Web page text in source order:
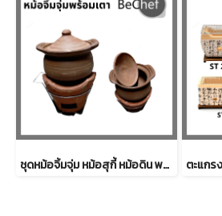
ชุดหม้อจิ้มจุ่ม หม้อสุกี้ หม้อดิน พร้อมเตาถ่านสีส้ม หม้อดิน แจ่วฮ้อน หม้อดินเผา